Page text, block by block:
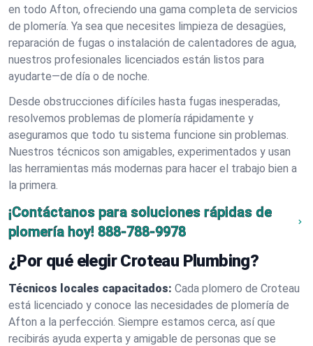
en todo Afton, ofreciendo una gama completa de servicios
de plomería. Ya sea que necesites limpieza de desagües,
reparación de fugas o instalación de calentadores de agua,
nuestros profesionales licenciados están listos para
ayudarte—de día o de noche.
Desde obstrucciones difíciles hasta fugas inesperadas,
resolvemos problemas de plomería rápidamente y
aseguramos que todo tu sistema funcione sin problemas.
Nuestros técnicos son amigables, experimentados y usan
las herramientas más modernas para hacer el trabajo bien a
la primera.
¡Contáctanos para soluciones rápidas de
plomería hoy! 888-788-9978
¿Por qué elegir Croteau Plumbing?
Técnicos locales capacitados: Cada plomero de Croteau
está licenciado y conoce las necesidades de plomería de
Afton a la perfección. Siempre estamos cerca, así que
recibirás ayuda experta y amigable de personas que se